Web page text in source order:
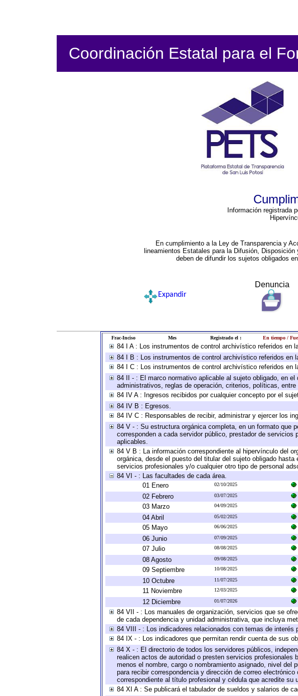
Coordinación Estatal para el
Información registrada
En cumplimiento a la Ley de Transparencia y
lineamientos Estatales para la Difusión,
deben de difundir los sujetos obligados
Denuncia
Expandir
Frac-Inciso Mes Registrado el : En tiempo /
84 I A : Los instrumentos de control archivístico referidos en
84 I B : Los instrumentos de control archivístico referidos
84 I C : Los instrumentos de control archivístico referidos en
84 II - : El marco normativo aplicable al sujeto obligado, en
administrativos, reglas de operación, criterios, políticas, entre
84 IV A : Ingresos recibidos por cualquier concepto por el
84 IV B : Egresos.
84 IV C : Responsables de recibir, administrar y ejercer los
84 V - : Su estructura orgánica completa, en un formato que
corresponden a cada servidor público, prestador de
aplicables.
84 V B : La información correspondiente al hipervínculo del
orgánica, desde el puesto del titular del sujeto obligado
servicios profesionales y/o cualquier otro tipo de personal
84 VI - : Las facultades de cada área.
01 Enero
02/10/2025
02 Febrero 03/07/2025
03 Marzo 04/09/2025
04 Abril 05/02/2025
05 Mayo 06/06/2025
06 Junio 07/09/2025
07 Julio 08/08/2025
08 Agosto 09/08/2025
09 Septiembre 10/08/2025
10 Octubre 11/07/2025
11 Noviembre 12/03/2025
12 Diciembre 01/07/2026
84 VII - : Los manuales de organización, servicios que se
de cada dependencia y unidad administrativa, que incluya
84 VIII - : Los indicadores relacionados con temas de
84 IX - : Los indicadores que permitan rendir cuenta de sus
84 X - : El directorio de todos los servidores públicos,
realicen actos de autoridad o presten servicios profesionales
menos el nombre, cargo o nombramiento asignado, nivel
para recibir correspondencia y dirección de correo
correspondiente al título profesional y cédula que acredite su
84 XI A : Se publicará el tabulador de sueldos y salarios de